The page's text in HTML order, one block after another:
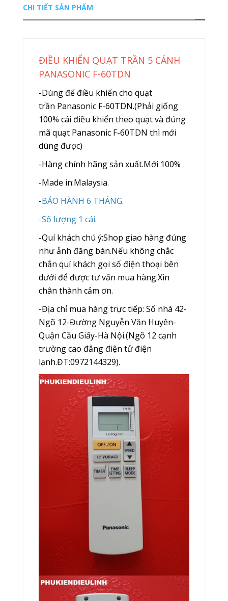
CHI TIẾT SẢN PHẨM
ĐIỀU KHIỂN QUẠT TRẦN 5 CÁNH
PANASONIC F-60TDN
-Dùng để điều khiển cho quạt
trần Panasonic F-60TDN.(Phải giống
100% cái điều khiển theo quạt và đúng
mã quạt Panasonic F-60TDN thì mới
dùng được)
-Hàng chính hãng sản xuất.Mới 100%
-Made in:Malaysia.
-BẢO HÀNH 6 THÁNG.
-Số lượng 1 cái.
-Quí khách chú ý:Shop giao hàng đúng
như ảnh đăng bán.Nếu không chắc
chắn quí khách gọi số điện thoại bên
dưới để được tư vấn mua hàng.Xin
chân thành cảm ơn.
-Địa chỉ mua hàng trực tiếp: Số nhà 42-
Ngõ 12-Đường Nguyễn Văn Huyên-
Quận Cầu Giấy-Hà Nội.(Ngõ 12 cạnh
trường cao đẳng điện tử điện
lạnh.ĐT:0972144329).